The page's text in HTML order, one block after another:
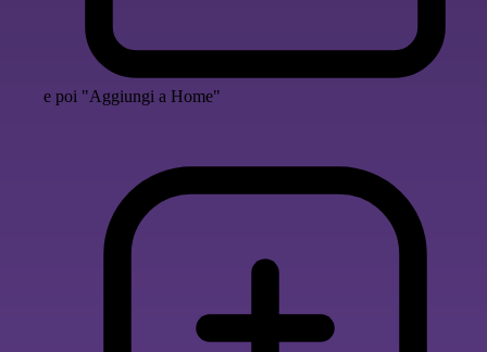
e poi "Aggiungi a Home"